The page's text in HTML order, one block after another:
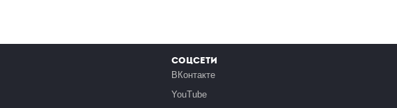
Соцсети
ВКонтакте
YouTube